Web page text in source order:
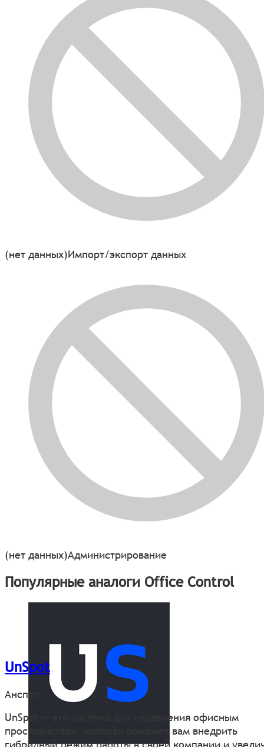
(нет данных)Импорт/экспорт данных
(нет данных)Администрирование
Популярные аналоги Office Control
UnSpot
Анспот
UnSpot — это система для управления офисным
пространством, которая поможет вам внедрить
гибридный режим работы в своей компании и